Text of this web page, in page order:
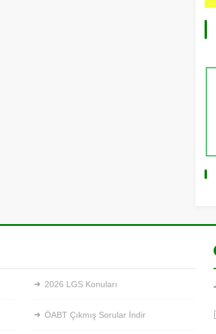
2026 LGS Konuları
ÖABT Çıkmış Sorular İndir